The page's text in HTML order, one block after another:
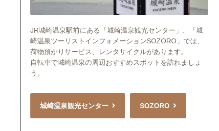
JR城崎温泉駅前にある「城崎温泉観光センター」、「城
崎温泉ツーリストインフォメーションSOZORO」では、
荷物預かりサービス、レンタサイクルがあります。
自転車で城崎温泉の周辺おすすめスポットを訪れましょ
う。
城崎温泉観光センター SOZORO